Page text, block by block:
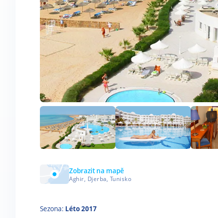
Zobrazit na mapě
Aghir, Djerba, Tunisko
Sezona: Léto 2017